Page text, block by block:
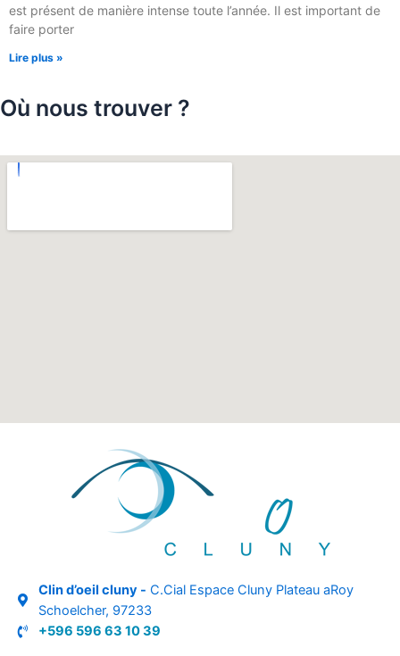
est présent de manière intense toute l’année. Il est important de
faire porter
Lire plus »
Où nous trouver ?
Clin d’oeil cluny - C.Cial Espace Cluny Plateau aRoy
Schoelcher, 97233
+596 596 63 10 39